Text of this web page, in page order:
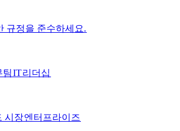
규정을 준수하세요.​​
팀​​IT​​리더십​​
시장​​엔터프라이즈​​